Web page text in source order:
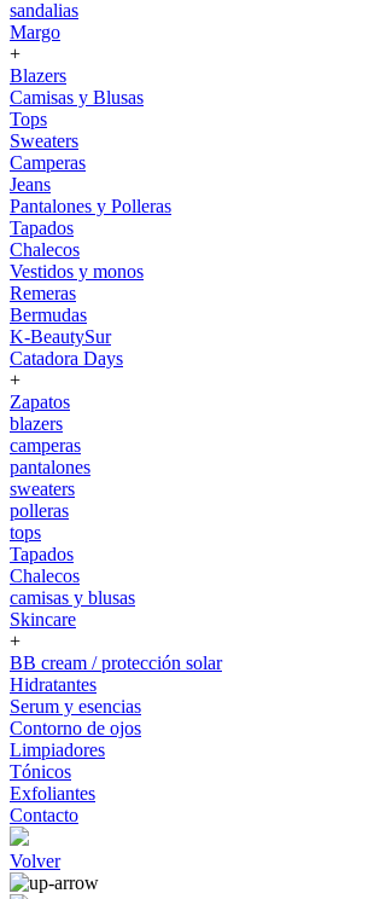
sandalias
Margo
+
Blazers
Camisas y Blusas
Tops
Sweaters
Camperas
Jeans
Pantalones y Polleras
Tapados
Chalecos
Vestidos y monos
Remeras
Bermudas
K-BeautySur
Catadora Days
+
Zapatos
blazers
camperas
pantalones
sweaters
polleras
tops
Tapados
Chalecos
camisas y blusas
Skincare
+
BB cream / protección solar
Hidratantes
Serum y esencias
Contorno de ojos
Limpiadores
Tónicos
Exfoliantes
Contacto
Volver